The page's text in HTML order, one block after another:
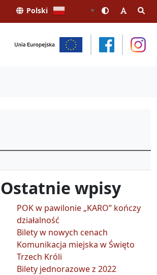
Polski ▼
Ostatnie wpisy
POK w pawilonie „KARO” kończy
działalność
Bilety w nowych cenach
Komunikacja miejska w Święto
Trzech Króli
Bilety jednorazowe z 2022